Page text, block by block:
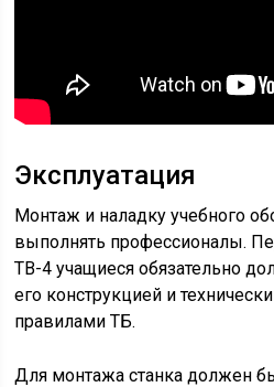
Эксплуатация
Монтаж и наладку учебного
выполнять профессионалы.
ТВ-4 учащиеся обязательно
его конструкцией и
правилами ТБ.
Для монтажа станка должен